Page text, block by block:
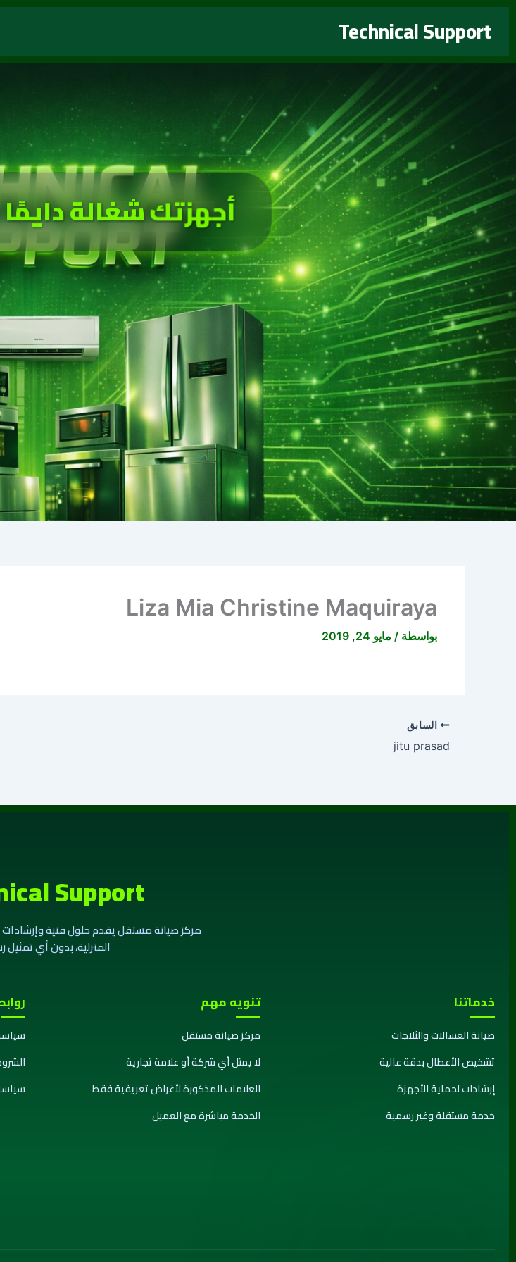
تخطي
Technical Support
أجهزتك شغالة
Liza Mia Christine Maquiraya
بواسطة / مايو 24, 2019
السابق
jitu prasad
Support
مركز صيانة مستقل يقدم حلول فنية
المنزلية، بدون أي
خدماتنا
صيانة الغسالات والثلاجات
تشخيص الأعطال بدقة عالية
إرشادات لحماية الأجهزة
خدمة مستقلة وغير رسمية
تنويه مهم
مركز صيانة مستقل
لا يمثل أي شركة أو علامة تجارية
العلامات المذكورة لأغراض تعريفية فقط
الخدمة مباشرة مع العميل